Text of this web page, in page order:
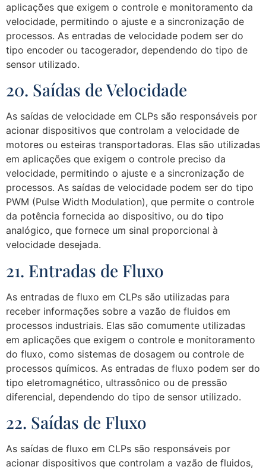
aplicações que exigem o controle e monitoramento da
velocidade, permitindo o ajuste e a sincronização de
processos. As entradas de velocidade podem ser do
tipo encoder ou tacogerador, dependendo do tipo de
sensor utilizado.
20. Saídas de Velocidade
As saídas de velocidade em CLPs são responsáveis por
acionar dispositivos que controlam a velocidade de
motores ou esteiras transportadoras. Elas são utilizadas
em aplicações que exigem o controle preciso da
velocidade, permitindo o ajuste e a sincronização de
processos. As saídas de velocidade podem ser do tipo
PWM (Pulse Width Modulation), que permite o controle
da potência fornecida ao dispositivo, ou do tipo
analógico, que fornece um sinal proporcional à
velocidade desejada.
21. Entradas de Fluxo
As entradas de fluxo em CLPs são utilizadas para
receber informações sobre a vazão de fluidos em
processos industriais. Elas são comumente utilizadas
em aplicações que exigem o controle e monitoramento
do fluxo, como sistemas de dosagem ou controle de
processos químicos. As entradas de fluxo podem ser do
tipo eletromagnético, ultrassônico ou de pressão
diferencial, dependendo do tipo de sensor utilizado.
22. Saídas de Fluxo
As saídas de fluxo em CLPs são responsáveis por
acionar dispositivos que controlam a vazão de fluidos,